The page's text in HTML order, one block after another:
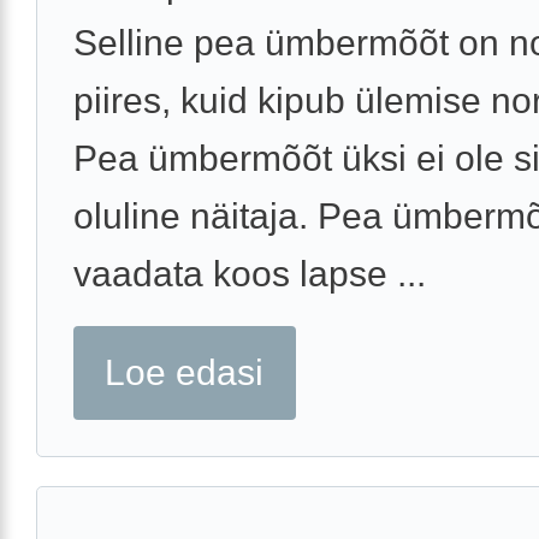
Selline pea ümbermõõt on
piires, kuid kipub ülemise
Pea ümbermõõt üksi ei ole
oluline näitaja. Pea
vaadata koos lapse ...
Loe edasi